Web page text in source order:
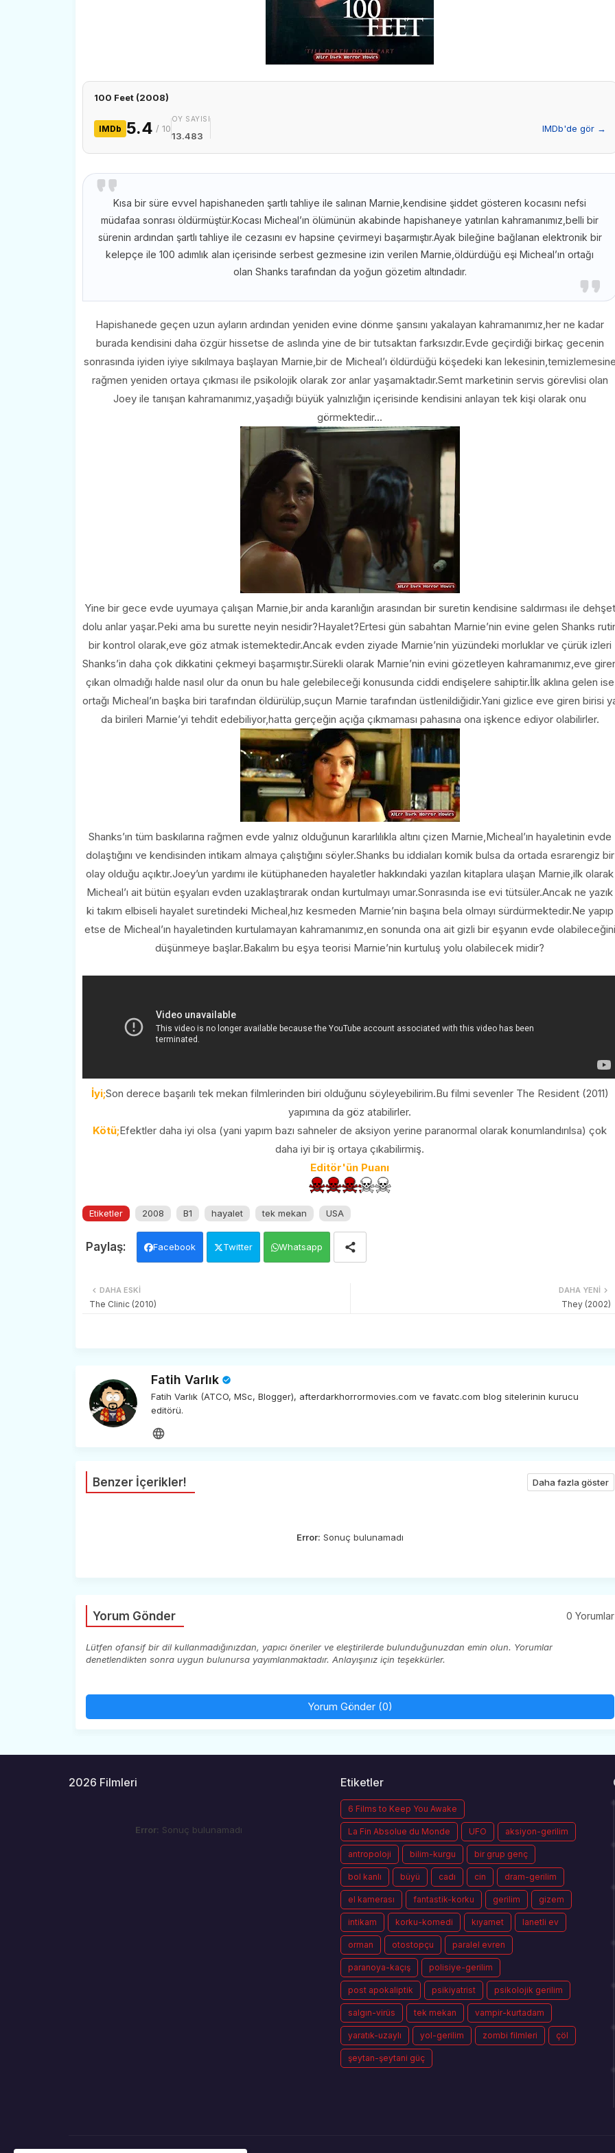
100 Feet (2008)
IMDb 5.4 / 10
OY SAYISI
13.483
IMDb'de gör →
Kısa bir süre evvel hapishaneden şartlı tahliye ile salınan Marnie,kendisine şiddet gösteren kocasını nefsi
müdafaa sonrası öldürmüştür.Kocası Micheal’ın ölümünün akabinde hapishaneye yatırılan kahramanımız,belli bir
sürenin ardından şartlı tahliye ile cezasını ev hapsine çevirmeyi başarmıştır.Ayak bileğine bağlanan elektronik bir
kelepçe ile 100 adımlık alan içerisinde serbest gezmesine izin verilen Marnie,öldürdüğü eşi Micheal’ın ortağı
olan Shanks tarafından da yoğun gözetim altındadır.
Hapishanede geçen uzun ayların ardından yeniden evine dönme şansını yakalayan kahramanımız,her ne kadar
burada kendisini daha özgür hissetse de aslında yine de bir tutsaktan farksızdır.Evde geçirdiği birkaç gecenin
sonrasında iyiden iyiye sıkılmaya başlayan Marnie,bir de Micheal’ı öldürdüğü köşedeki kan
rağmen yeniden ortaya çıkması ile psikolojik olarak zor anlar yaşamaktadır.Semt marketinin servis görevlisi olan
Joey ile tanışan kahramanımız,yaşadığı büyük yalnızlığın içerisinde kendisini anlayan tek kişi olarak onu
görmektedir...
Yine bir gece evde uyumaya çalışan Marnie,bir anda karanlığın arasından bir suretin kendisine saldırması ile dehşet
dolu anlar yaşar.Peki ama bu surette neyin nesidir?Hayalet?Ertesi gün sabahtan Marnie’nin evine gelen Shanks
bir kontrol olarak,eve göz atmak istemektedir.Ancak evden ziyade Marnie’nin yüzündeki morluklar ve çürük izleri
Shanks’in daha çok dikkatini çekmeyi başarmıştır.Sürekli olarak Marnie’nin evini gözetleyen kahramanımız,eve
çıkan olmadığı halde nasıl olur da onun bu hale gelebileceği konusunda ciddi endişelere sahiptir.İlk aklına gelen ise
ortağı Micheal’ın başka biri tarafından öldürülüp,suçun Marnie tarafından üstlenildiğidir.Yani gizlice eve giren birisi
da birileri Marnie’yi tehdit edebiliyor,hatta gerçeğin açığa çıkmaması pahasına ona işkence ediyor olabilirler.
Shanks’ın tüm baskılarına rağmen evde yalnız olduğunun kararlılıkla altını çizen Marnie,Micheal’ın hayaletinin evde
dolaştığını ve kendisinden intikam almaya çalıştığını söyler.Shanks bu iddiaları komik bulsa da ortada esrarengiz bir
olay olduğu açıktır.Joey’un yardımı ile kütüphaneden hayaletler hakkındaki yazılan kitaplara ulaşan Marnie,ilk olarak
Micheal’ı ait bütün eşyaları evden uzaklaştırarak ondan kurtulmayı umar.Sonrasında ise evi tütsüler.Ancak ne yazık
ki takım elbiseli hayalet suretindeki Micheal,hız kesmeden Marnie’nin başına bela olmayı sürdürmektedir.Ne yapıp
etse de Micheal’ın hayaletinden kurtulamayan kahramanımız,en sonunda ona ait gizli bir eşyanın evde olabileceğini
düşünmeye başlar.Bakalım bu eşya teorisi Marnie’nin kurtuluş yolu olabilecek midir?
İyi;Son derece başarılı tek mekan filmlerinden biri olduğunu söyleyebilirim.Bu filmi sevenler The Resident (2011)
yapımına da göz atabilirler.
Kötü;Efektler daha iyi olsa (yani yapım bazı sahneler de aksiyon yerine paranormal olarak konumlandırılsa) çok
daha iyi bir iş ortaya çıkabilirmiş.
Editör'ün Puanı
Etiketler 2008 B1 hayalet tek mekan USA
Facebook Twitter Whatsapp
DAHA YENI
They (2002)
DAHA ESKI
The Clinic (2010)
Fatih Varlık
Fatih Varlık (ATCO, MSc, Blogger), afterdarkhorrormovies.com ve favatc.com blog sitelerinin kurucu
editörü.
Benzer İçerikler! Daha fazla göster
Error: Sonuç bulunamadı
Yorum Gönder 0 Yorumlar
Lütfen ofansif bir dil kullanmadığınızdan, yapıcı öneriler ve eleştirilerde bulunduğunuzdan emin olun. Yorumlar
denetlendikten sonra uygun bulunursa yayımlanmaktadır. Anlayışınız için teşekkürler.
Yorum Gönder (0)
2026 Filmleri
Error: Sonuç bulunamadı
Etiketler
6 Films to Keep You Awake
La Fin Absolue du Monde UFO aksiyon-gerilim
antropoloji bilim-kurgu bir grup genç
bol kanlı büyü cadı cin dram-gerilim
el kamerası fantastik-korku gerilim gizem
intikam korku-komedi kıyamet lanetli ev
orman otostopçu paralel evren
paranoya-kaçış polisiye-gerilim
post apokaliptik psikiyatrist psikolojik gerilim
salgın-virüs tek mekan vampir-kurtadam
yaratık-uzaylı yol-gerilim zombi filmleri çöl
şeytan-şeytani güç